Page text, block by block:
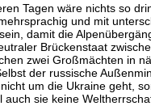
Tagen wäre nichts so
und mit
damit die
Brückenstaat
zwei Großmächten in
der russische
um die Ukraine geht,
sie keine